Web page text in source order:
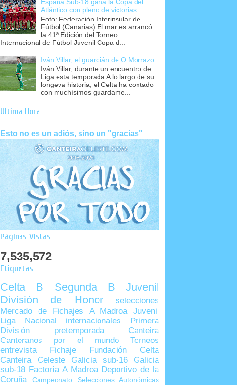
España Sub-18 gana la Copa del
Atlántico con pleno de victorias
Foto: Federación Interinsular de
Fútbol (Canarias) El martes arrancó
la 41ª Edición del Torneo
Internacional de Fútbol Juvenil Copa d...
Iván Villar, el guardián de O Morrazo
Iván Villar, durante un encuentro de
Liga esta temporada A lo largo de su
longeva historia, el Celta ha contado
con muchísimos guardame...
Última Hora
Esto no es un adiós, sino un "gracias"
Páginas Vistas
7,535,572
Etiquetas
Celta B Segunda B
Juvenil
División de Honor
selecciones
Mercado de Fichajes
A Madroa
Juvenil
Liga Nacional
internacionales
Primera
División
pretemporada
Canteira
Canteranos por el mundo
Torneos
entrevista
Fichaje
Fundación Celta
Canteira Celeste
Galicia sub-16
Galicia
sub-18 Factoría A Madroa Deportivo de la
Coruña
Campeonato Selecciones Autonómicas